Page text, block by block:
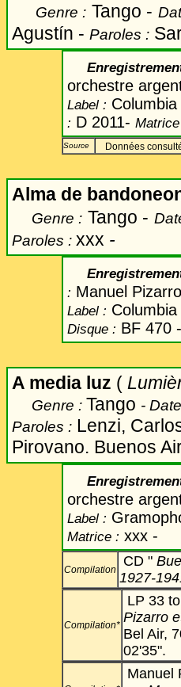
Genre : Tango -
Agustín - Paroles :
orchestre
Label : Columbia
: D 2011-
Source Données
Alma de
Genre : Tango -
Paroles : xxx -
: Manuel
Label : Columbia
Disque : BF 470 -
A media luz (
Genre : Tango -
Paroles : Lenzi,
Pirovano. Buenos
orchestre
Label :
Matrice : xxx -
Compilation
CD "
1927-
Compilation*
LP 33
Pizarro
Bel Air,
02'35".
Manuel